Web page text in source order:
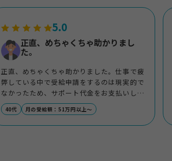
5.0
正直、めちゃくちゃ助かりまし
た。
正直、めちゃくちゃ助かりました。仕事で疲
弊している中で受給申請をするのは現実的で
なかったため、サポート代金をお支払いして
サポートに入っていただくことで、心の負担
が大幅に減りました。サポート代金分はすぐ
に回収できたのでとても割の良い投資だった
40代 月の受給額：51万円以上～